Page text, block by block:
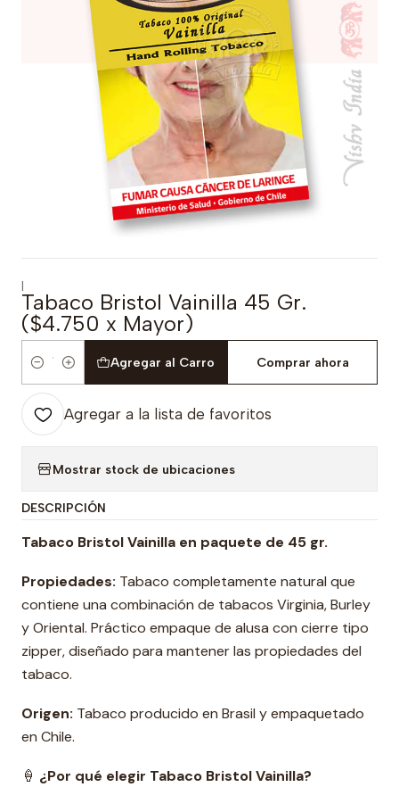
|
Tabaco Bristol Vainilla 45 Gr.
($4.750 x Mayor)
Cantidad
Agregar al Carro Comprar ahora
Agregar a la lista de favoritos
Mostrar stock de ubicaciones
DESCRIPCIÓN
Tabaco Bristol Vainilla en paquete de 45 gr.
Propiedades: Tabaco completamente natural que
contiene una combinación de tabacos Virginia, Burley
y Oriental. Práctico empaque de alusa con cierre tipo
zipper, diseñado para mantener las propiedades del
tabaco.
Origen: Tabaco producido en Brasil y empaquetado
en Chile.
🍦 ¿Por qué elegir Tabaco Bristol Vainilla?